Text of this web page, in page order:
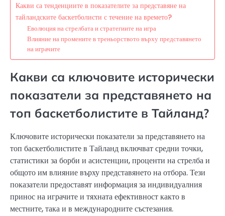
Какви са тенденциите в показателите за представяне на
тайландските баскетболисти с течение на времето?
Еволюция на стрелбата и стратегиите на игра
Влияние на промените в треньорството върху представянето
на играчите
Какви са ключовите исторически
показатели за представянето на
топ баскетболистите в Тайланд?
Ключовите исторически показатели за представянето на
топ баскетболистите в Тайланд включват средни точки,
статистики за борби и асистенции, проценти на стрелба и
общото им влияние върху представянето на отбора. Тези
показатели предоставят информация за индивидуалния
принос на играчите и тяхната ефективност както в
местните, така и в международните състезания.